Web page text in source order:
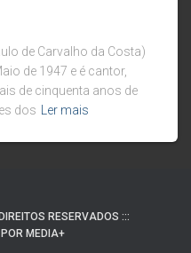
de Carvalho da Costa)
de 1947 e é cantor,
de cinquenta anos de
dos
Ler mais
RESERVADOS :::
MEDIA+